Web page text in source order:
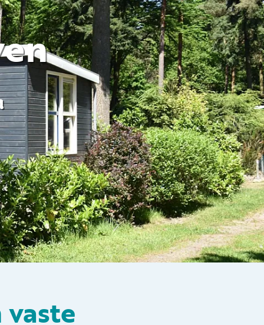
Kunnen we je helpen?
Contact & Veelgestelde vragen
Volg ons op social media